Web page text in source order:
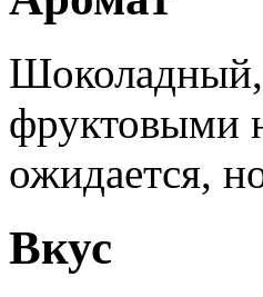
Шоколадный,
фруктовыми
ожидается,
Вкус